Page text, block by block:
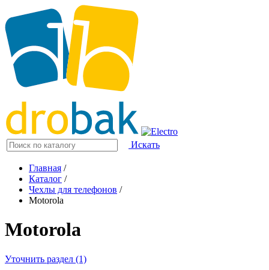
Искать
Главная /
Каталог /
Чехлы для телефонов /
Motorola
Motorola
Уточнить раздел (1)